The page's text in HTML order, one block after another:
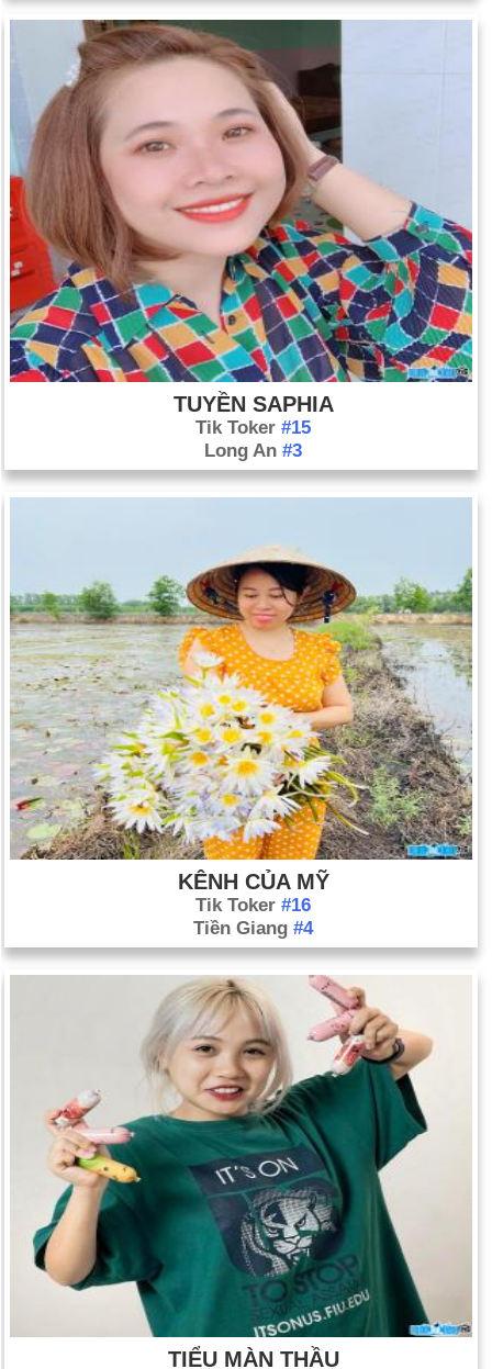
TUYỀN SAPHIA
Tik Toker #15
Long An #3
KÊNH CỦA MỸ
Tik Toker #16
Tiền Giang #4
TIỂU MÀN THẦU